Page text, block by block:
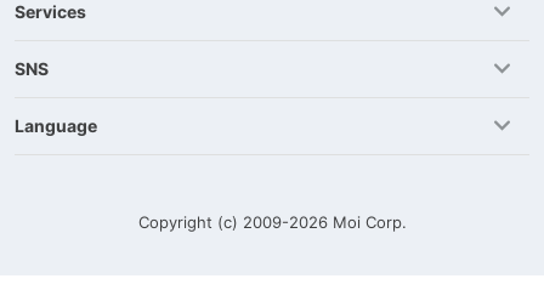
Services
SNS
Language
Copyright (c) 2009-2026 Moi Corp.